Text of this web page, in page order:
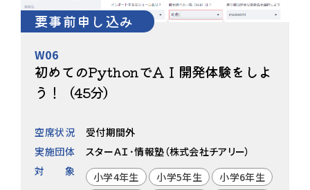
要事前申し込み
W06
初めてのPythonでＡＩ開発体験をしよ
う！（45分）
空席状況
受付期間外
実施団体
スターＡＩ･情報塾（株式会社チアリー）
対象
小学4年生 小学5年生
小学6年生